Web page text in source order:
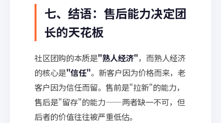
七、结语：售后能力决定团
长的天花板
社区团购的本质是"熟人经济"，而熟人经济
的核心是"信任"。新客户因为价格而来，老
客户因为信任而留。售前是"拉新"的能力，
售后是"留存"的能力——两者缺一不可，但
后者的价值往往被严重低估。